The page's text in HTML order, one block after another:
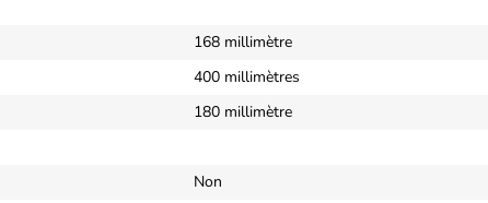
168 millimètre
400 millimètres
180 millimètre
Non